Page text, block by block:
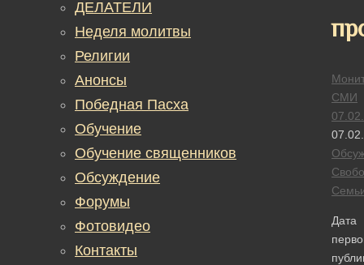
СМИ
Дата
ДЕЛАТЕЛИ
Неделя молитвы
Религии
Анонсы
Победная Пасха
Обучение
Обучение священников
Обсуждение
Форумы
Фотовидео
Контакты